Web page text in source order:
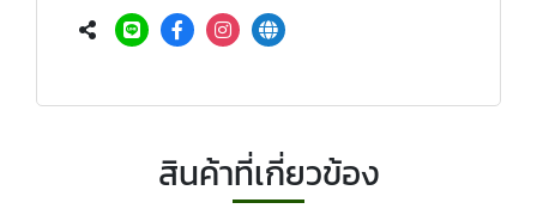
สินค้าที่เกี่ยวข้อง